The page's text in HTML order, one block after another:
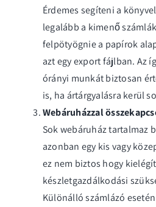
Érdemes segíteni a
legalább a kimenő
felpötyögnie a papírok
azt egy export fájlban. Az
órányi munkát biztosan
is, ha ártárgyalásra kerül
Webáruházzal
Sok webáruház tartalmaz
azonban egy kis vagy
ez nem biztos hogy
készletgazdálkodási
Különálló számlázó